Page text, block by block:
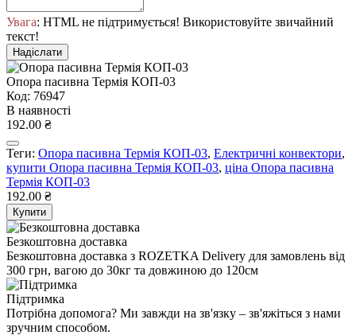
Увага: HTML не підтримується! Використовуйте звичайний
текст!
Надіслати
Опора пасивна Термія КОП-03
Код: 76947
В наявності
192.00 ₴
Теги: Опора пасивна Термія КОП-03, Електричні конвектори,
купити Опора пасивна Термія КОП-03, ціна Опора пасивна
Термія КОП-03
192.00 ₴
Купити
Безкоштовна доставка
Безкоштовна доставка з ROZETKA Delivery для замовлень від
300 грн, вагою до 30кг та довжиною до 120см
Підтримка
Потрібна допомога? Ми завжди на зв'язку – зв'яжіться з нами
зручним способом.